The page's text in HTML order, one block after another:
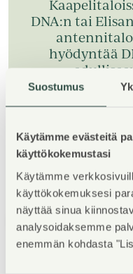
Suostumus
Käytämme evästeitä
käyttökokemustasi
Käytämme
käyttökokemuksesi
näyttää sinua
analysoidaksemme
enemmän kohdasta
DNA:n tai
hyödyntää